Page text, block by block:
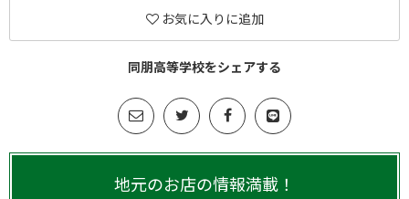
お気に入りに追加
同朋高等学校をシェアする
地元のお店の情報満載！